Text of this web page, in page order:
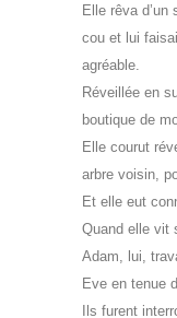
Elle rêva
cou et lui
agréable.
Réveillée en
boutique de
Elle courut
arbre voisin,
Et elle eut
Quand elle vit
Adam, lui,
Eve en tenue
Ils furent